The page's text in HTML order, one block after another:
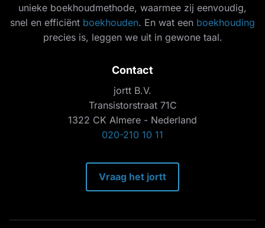
unieke boekhoudmethode, waarmee zij eenvoudig,
snel en efficiënt boekhouden. En wat een boekhouding
precies is, leggen we uit in gewone taal.
Contact
jortt B.V.
Transistorstraat 71C
1322 CK Almere - Nederland
020-210 10 11
Vraag het jortt